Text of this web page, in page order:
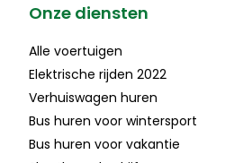
Onze diensten
Alle voertuigen
Elektrische rijden 2022
Verhuiswagen huren
Bus huren voor wintersport
Bus huren voor vakantie